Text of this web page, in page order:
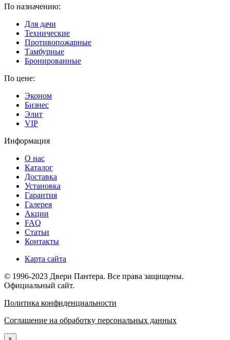
По назначению:
Для дачи
Технические
Противопожарные
Тамбурные
Бронированные
По цене:
Эконом
Бизнес
Элит
VIP
Информация
О нас
Каталог
Доставка
Установка
Гарантия
Галерея
Акции
FAQ
Статьи
Контакты
Карта сайта
© 1996-2023 Двери Пантера. Все права защищены.
Официальный сайт.
Политика конфиденциальности
Cоглашение на обработку персональных данных